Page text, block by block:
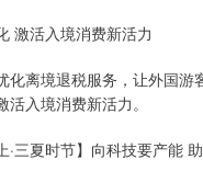
活入境消费新活力
离境退税服务，让外国游
入境消费新活力。
夏时节】向科技要产能